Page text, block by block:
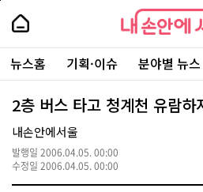
본
로
가
내
손
안
에
서
울
-
서
울
시
대
표
소
내
손
에
울
주
요
서
뉴스홈 기획·이슈 분야별 뉴스
2층 버스 타고 청계천 유람하
내손안에서울
발행일 2006.04.05. 00:00
수정일 2006.04.05. 00:00
페
상
단
로